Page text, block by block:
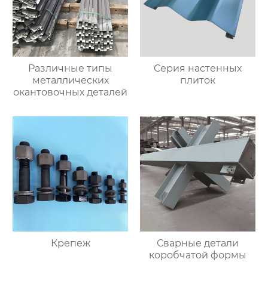
Различные типы
металлических
окантовочных деталей
Серия настенных
плиток
Крепеж
Сварные детали
коробчатой формы